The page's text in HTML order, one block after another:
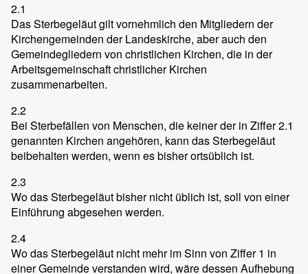
2.1
Das Sterbegeläut gilt vornehmlich den Mitgliedern der
Kirchengemeinden der Landeskirche, aber auch den
Gemeindegliedern von christlichen Kirchen, die in der
Arbeitsgemeinschaft christlicher Kirchen
zusammenarbeiten.
2.2
Bei Sterbefällen von Menschen, die keiner der in Ziffer 2.1
genannten Kirchen angehören, kann das Sterbegeläut
beibehalten werden, wenn es bisher ortsüblich ist.
2.3
Wo das Sterbegeläut bisher nicht üblich ist, soll von einer
Einführung abgesehen werden.
2.4
Wo das Sterbegeläut nicht mehr im Sinn von Ziffer 1 in
einer Gemeinde verstanden wird, wäre dessen Aufhebung